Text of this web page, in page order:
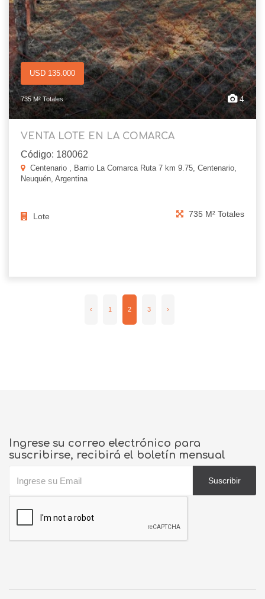
USD 135.000
735 M² Totales 4
VENTA LOTE EN LA COMARCA
Código: 180062
Centenario , Barrio La Comarca Ruta 7 km 9.75, Centenario,
Neuquén, Argentina
Lote 735 M² Totales
‹ 1 2 3 ›
Ingrese su correo electrónico para
suscribirse, recibirá el boletín mensual
Suscribir